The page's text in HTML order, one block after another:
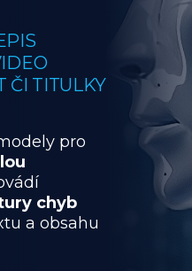
ČI TITULKY
pro
chyb
a obsahu